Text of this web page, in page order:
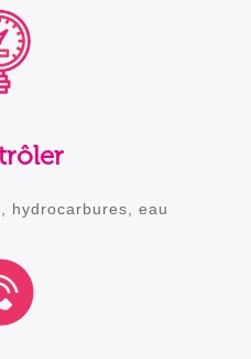
hydrocarbures, eau